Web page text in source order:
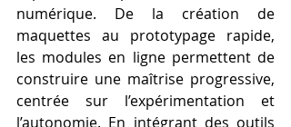
numérique. De la création de
maquettes au prototypage rapide,
les modules en ligne permettent de
construire une maîtrise progressive,
centrée sur l’expérimentation et
l’autonomie. En intégrant des outils